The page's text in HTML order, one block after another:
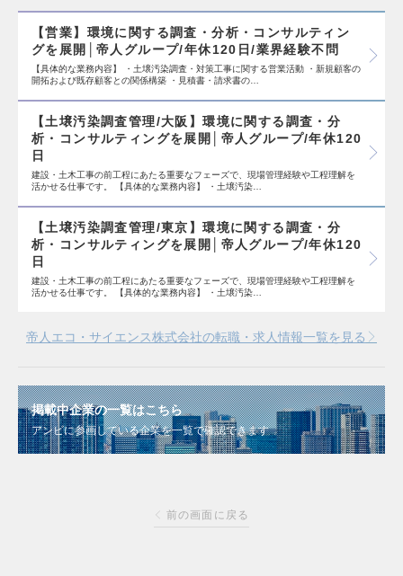
【営業】環境に関する調査・分析・コンサルティン
グを展開│帝人グループ/年休120日/業界経験不問
【具体的な業務内容】 ・土壌汚染調査・対策工事に関する営業活動 ・新規顧客の
開拓および既存顧客との関係構築 ・見積書・請求書の…
【土壌汚染調査管理/大阪】環境に関する調査・分
析・コンサルティングを展開│帝人グループ/年休120
日
建設・土木工事の前工程にあたる重要なフェーズで、現場管理経験や工程理解を
活かせる仕事です。 【具体的な業務内容】 ・土壌汚染…
【土壌汚染調査管理/東京】環境に関する調査・分
析・コンサルティングを展開│帝人グループ/年休120
日
建設・土木工事の前工程にあたる重要なフェーズで、現場管理経験や工程理解を
活かせる仕事です。 【具体的な業務内容】 ・土壌汚染…
帝人エコ・サイエンス株式会社の転職・求人情報一覧を見る
掲載中企業の一覧はこちら
アンビに参画している企業を一覧で確認できます
前の画面に戻る